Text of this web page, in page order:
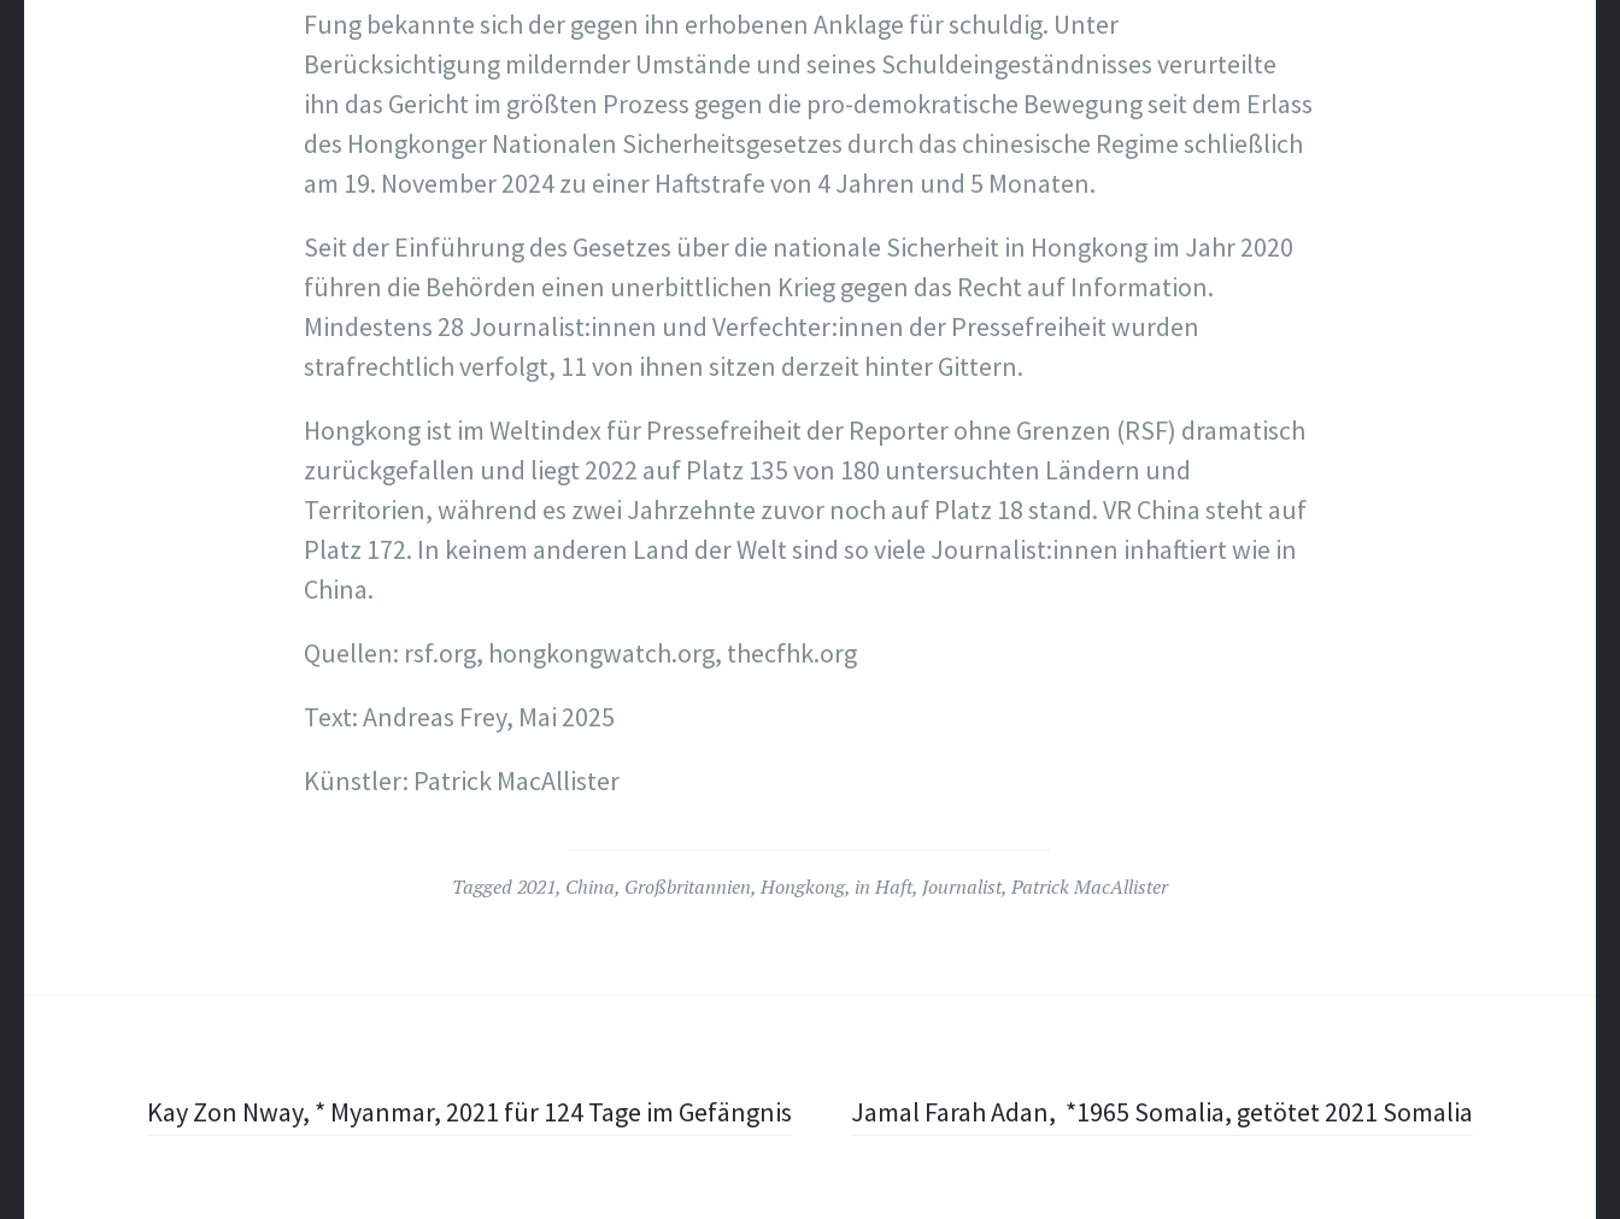
Fung bekannte sich der gegen ihn erhobenen Anklage für schuldig. Unter
Berücksichtigung mildernder Umstände und seines Schuldeingeständnisses verurteilte
ihn das Gericht im größten Prozess gegen die pro-demokratische Bewegung seit dem Erlass
des Hongkonger Nationalen Sicherheitsgesetzes durch das chinesische Regime schließlich
am 19. November 2024 zu einer Haftstrafe von 4 Jahren und 5 Monaten.
Seit der Einführung des Gesetzes über die nationale Sicherheit in Hongkong im Jahr 2020
führen die Behörden einen unerbittlichen Krieg gegen das Recht auf Information.
Mindestens 28 Journalist:innen und Verfechter:innen der Pressefreiheit wurden
strafrechtlich verfolgt, 11 von ihnen sitzen derzeit hinter Gittern.
Hongkong ist im Weltindex für Pressefreiheit der Reporter ohne Grenzen (RSF) dramatisch
zurückgefallen und liegt 2022 auf Platz 135 von 180 untersuchten Ländern und
Territorien, während es zwei Jahrzehnte zuvor noch auf Platz 18 stand. VR China steht auf
Platz 172. In keinem anderen Land der Welt sind so viele Journalist:innen inhaftiert wie in
China.
Quellen: rsf.org, hongkongwatch.org, thecfhk.org
Text: Andreas Frey, Mai 2025
Künstler: Patrick MacAllister
Tagged2021, China, Großbritannien, Hongkong, in Haft, Journalist, Patrick MacAllister
PostKay Zon Nway, * Myanmar, 2021 für 124 Tage im Gefängnis Jamal Farah Adan, *1965 Somalia, getötet 2021 Somalia